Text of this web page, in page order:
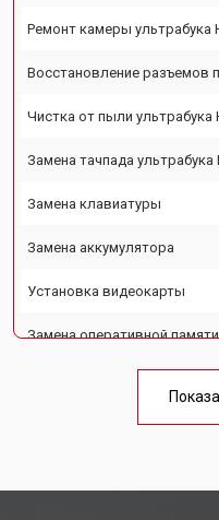
Ремонт камеры ультрабука
Восстановление разъемов
Чистка от пыли ультрабука
Замена тачпада ультрабука
Замена клавиатуры
Замена аккумулятора
Установка видеокарты
Замена оперативной памяти
Замена USB порта
Замена матрицы